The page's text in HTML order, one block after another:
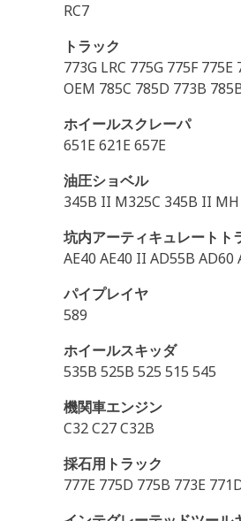
RC7
トラック
773G LRC 775G 775F
OEM 785C 785D 773B
ホイールスクレーパ
651E 621E 657E
油圧ショベル
345B II M325C 345B II
坑内アーティキュレートト
AE40 AE40 II AD55B AD60
パイプレイヤ
589
ホイールスキッダ
535B 525B 525 515 545
機関車エンジン
C32 C27 C32B
採石用トラック
777E 775D 775B 773E